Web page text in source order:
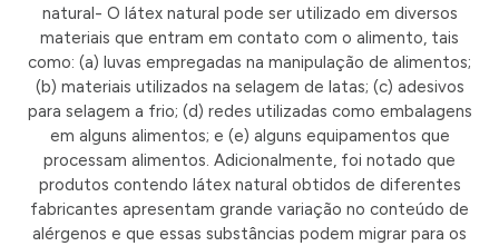
natural- O látex natural pode ser utilizado em diversos
materiais que entram em contato com o alimento, tais
como: (a) luvas empregadas na manipulação de alimentos;
(b) materiais utilizados na selagem de latas; (c) adesivos
para selagem a frio; (d) redes utilizadas como embalagens
em alguns alimentos; e (e) alguns equipamentos que
processam alimentos. Adicionalmente, foi notado que
produtos contendo látex natural obtidos de diferentes
fabricantes apresentam grande variação no conteúdo de
alérgenos e que essas substâncias podem migrar para os